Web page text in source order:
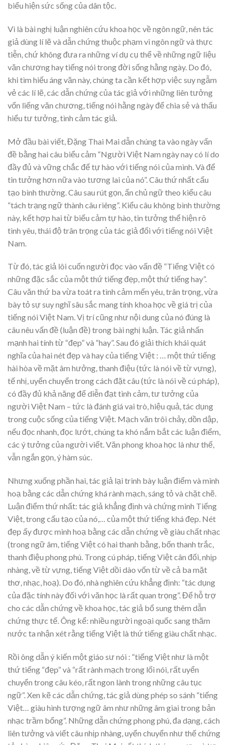
biểu hiện sức sống của dân tộc.
Vì là bài nghị luận nghiên cứu khoa học về ngôn ngữ, nên tác
giả dùng lí lẽ và dẫn chứng thuộc phạm vi ngôn ngữ và thực
tiễn, chứ không đưa ra những ví dụ cụ thể về những ngữ liệu
văn chương hay tiếng nói trong đời sống hằng ngày. Do đó,
khi tìm hiểu áng văn này, chúng ta cần kết hợp việc suy ngẫm
vẻ các lí lẽ, các dẫn chứng của tác giả với những liên tưởng
vốn liếng văn chương, tiếng nói hằng ngày để chia sẻ và thấu
hiểu tư tưởng, tình cảm tác giả.
Mở đầu bài viết, Đặng Thai Mai dẫn chúng ta vào ngày vấn
đề bằng hai câu biểu cảm “Người Việt Nam ngày nay có lí do
đầy đủ và vững chắc để tự hào với tiếng nói của mình. Và để
tin tưởng hơn nữa vào tương lai của nó”. Câu thứ nhất cấu
tạo bình thường. Câu sau rút gọn, ẩn chủ ngữ theo kiểu câu
“tách trạng ngữ thành câu riêng”. Kiểu câu không bình thường
này, kết hợp hai từ biểu cảm tự hào, tin tưởng thể hiện rõ
tình yêu, thái độ trân trọng của tác giả đối với tiếng nói Việt
Nam.
Từ đó, tác giả lôi cuốn người đọc vào vấn đề “Tiếng Việt có
những đặc sắc của một thứ tiếng đẹp, một thứ tiếng hay”.
Câu văn thứ ba vừa toát ra tình cảm mến yêu, trân trọng, vừa
bày tỏ sự suy nghĩ sâu sắc mang tính khoa học về giá trị của
tiếng nói Việt Nam. Vị trí cũng như nội dung của nó đúng là
câu nêu vấn đề (luận đề) trong bài nghị luận. Tác giả nhấn
mạnh hai tính từ “đẹp” và “hay”. Sau đó giải thích khái quát
nghĩa của hai nét đẹp và hay của tiếng Việt : … một thứ tiếng
hài hòa về mặt âm hưởng, thanh điệu (tức là nói về từ vựng),
tế nhị, uyển chuyển trong cách đặt câu (tức là nói về cú pháp),
có đầy đủ khả năng để diễn đạt tình cảm, tư tưởng của
người Việt Nam – tức là đánh giá vai trò, hiệu quả, tác dụng
trong cuộc sống của tiếng Việt. Mạch văn trôi chảy, dồn dập,
nếu đọc nhanh, đọc lướt, chúng ta khó nắm bắt các luận điểm,
các ý tưởng của người viết. Văn phong khoa học là như thế,
vẫn ngắn gọn, ý hàm súc.
Nhưng xuống phần hai, tác giả lại trình bày luận điểm và minh
hoạ bằng các dẫn chứng khá rành mạch, sáng tỏ và chặt chẽ.
Luận điểm thứ nhất: tác giả khẳng định và chứng minh Tiếng
Việt, trong cấu tạo của nó,… của một thứ tiếng khá đẹp. Nét
đẹp ấy được minh hoạ bằng các dẫn chứng về giàu chất nhạc
(trong ngữ âm, tiếng Việt có hai thanh bằng, bốn thanh trắc,
thanh điệu phong phú. Trong cú pháp, tiếng Việt cân đối, nhịp
nhàng, về từ vựng, tiếng Việt dồi dào vốn từ về cả ba mặt
thơ, nhạc, hoạ). Do đó, nhà nghiên cứu khẳng định: “tác dụng
của đặc tính này đối với văn học là rất quan trọng”. Để hỗ trợ
cho các dẫn chứng về khoa học, tác giả bổ sung thêm dẫn
chứng thực tế. Ông kể: nhiều người ngoại quốc sang thăm
nước ta nhận xét rằng tiếng Việt là thứ tiếng giàu chất nhạc.
Rồi ông dẫn ý kiến một giáo sư nói : “tiếng Việt như là một
thứ tiếng “đẹp” và “rất rành mạch trong lối nói, rất uyển
chuyển trong câu kéo, rất ngon lành trong những câu tục
ngữ”. Xen kẽ các dẫn chứng, tác giả dùng phép so sánh “tiếng
Việt… giàu hình tượng ngữ âm như những âm giai trong bản
nhạc trầm bổng”. Những dẫn chứng phong phú, đa dạng, cách
liên tưởng và viết câu nhịp nhàng, uyển chuyển như thế chứng